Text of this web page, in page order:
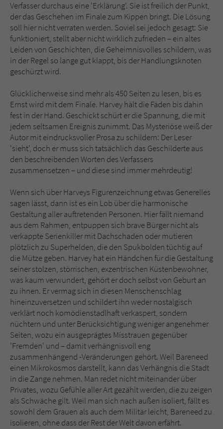
Verfasser durchaus eine 'Erklärung'. Sie ist freilich der Punkt,
der das Geschehen im Finale zum Kippen bringt. Die Lösung
soll hier nicht verraten werden. Soviel sei jedoch gesagt: Sie
funktioniert, stellt aber nicht wirklich zufrieden – ein altes
Leiden von Geschichten, die Geheimnisvolles schildern, was
in der Regel so lange gut klappt, bis der Handlungsknoten
geschürzt wird.
Glücklicherweise sind mehr als 450 Seiten zu lesen, bis es
Ernst wird mit dem Finale. Harvey hält die Fäden bis dahin
fest in der Hand. Geschickt schürt er die Spannung, die mit
jedem seltsamen Ereignis zunimmt. Das Mysteriöse weiß der
Autor mit eindrucksvoller Prosa zu schildern: Der Leser
'sieht', doch er muss sich tatsächlich das Geschilderte aus
den beschreibenden Worten des Verfassers
zusammensetzen – und diese sind immer mehrdeutig!
Wenn sich über Harveys Figurenzeichnung etwas Generelles
sagen lässt, dann ist es ein Lob über die harmonische
Gestaltung aller auftretenden Personen. Hier fällt niemand
aus dem Rahmen, entpuppen sich brave Bürger nicht als
verkappte Serienkiller mit Dachschaden oder mutieren
plötzlich zu Superhelden, die den Spukbolden tüchtig auf
die Mütze geben. Harvey hat ein Händchen für die Gestaltung
seiner stolzen, störrischen, exzentrischen Küstenbewohner,
was kaum verwundert, gehört er doch selbst von Geburt an
zu ihnen. Er vermag sich in diesen Menschenschlag
hineinzuversetzen und schildert ihn weder nostalgisch
verklärt noch komödienstadlhaft verkaspert, sondern
nüchtern und unter Berücksichtigung weniger angenehmer
Seiten, wozu ein ausgeprägtes Misstrauen gegenüber
'Fremden' und – damit verhängnisvoll eng
zusammenhängend -Veränderungen gehört. Weil Bareneed
einen Mikrokosmos darstellt, kann das Verhängnis die Stadt
in die Zange nehmen. Man redet nicht miteinander über
Privates, wozu Gefühle aller Art gezählt werden, die zu zeigen
als Schwäche gilt. Weil man sich nach außen isoliert, fällt es
sowohl dem Grauen als auch dem Militär leicht, Bareneed zu
isolieren, ohne dass der Rest der Welt davon erfährt.